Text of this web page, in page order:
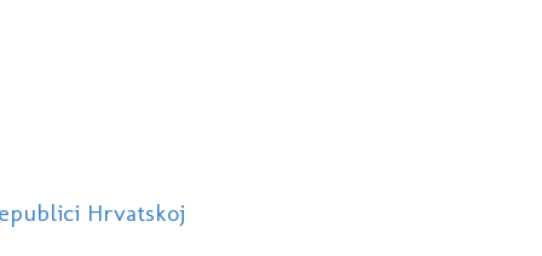
Hrvatskoj